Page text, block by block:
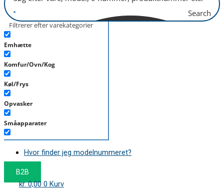
Search
Filtrerer efter varekategorier
Emhætte
Komfur/Ovn/Kog
Køl/Frys
Opvasker
Småapparater
Støvsuger
Tørretumbler
Tilbehør/Plejemidler
Hvor finder jeg modelnummeret?
B2B
kr.0,00 0 Kurv